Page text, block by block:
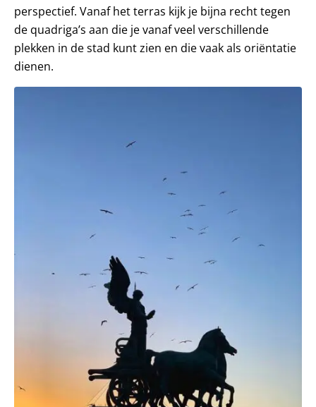
perspectief. Vanaf het terras kijk je bijna recht tegen
de quadriga’s aan die je vanaf veel verschillende
plekken in de stad kunt zien en die vaak als oriëntatie
dienen.